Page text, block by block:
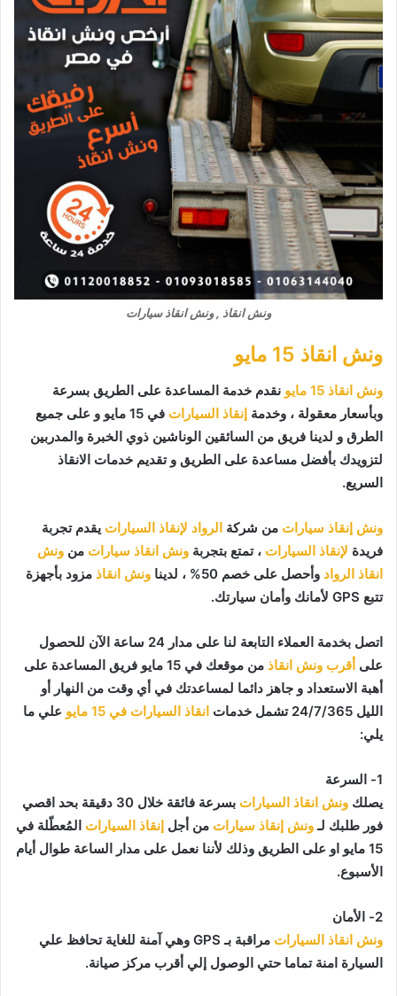
ونش انقاذ , ونش انقاذ سيارات
ونش انقاذ 15 مايو
ونش انقاذ 15 مايو
نقدم خدمة المساعدة على الطريق بسرعة
وبأسعار معقولة ، وخدمة إنقاذ السيارات
في 15 مايو و على جميع
الطرق و لدينا فريق من السائقين الوناشين ذوي الخبرة والمدربين
لتزويدك بأفضل مساعدة على الطريق و تقديم خدمات الانقاذ
السريع.
ونش إنقاذ سيارات من شركة الرواد لإنقاذ السيارات يقدم تجربة
فريدة لإنقاذ السيارات ، تمتع بتجربة ونش انقاذ سيارات من ونش
انقاذ الرواد وأحصل على خصم 50% ، لدينا ونش انقاذ مزود بأجهزة
تتبع GPS لأمانك وأمان سيارتك.
اتصل بخدمة العملاء التابعة لنا على مدار 24 ساعة الآن للحصول
على أقرب ونش انقاذ
من موقعك في 15 مايو فريق المساعدة على
أهبة الاستعداد و جاهز دائما لمساعدتك في أي وقت من النهار أو
الليل 24/7/365 تشمل خدمات
انقاذ السيارات في 15 مايو
علي ما
يلي:
1- السرعة
يصلك ونش انقاذ السيارات
بسرعة فائقة خلال 30 دقيقة بحد اقصي
فور طلبك لـونش إنقاذ سيارات من أجل إنقاذ السيارات المُعطّلة في
15 مايو او على الطريق وذلك لأننا نعمل على مدار الساعة طوال أيام
الأسبوع.
2- الأمان
ونش انقاذ السيارات
مراقبة بـ GPS وهي آمنة للغاية تحافظ علي
السيارة امنة تماما حتي الوصول إلي أقرب مركز صيانة.